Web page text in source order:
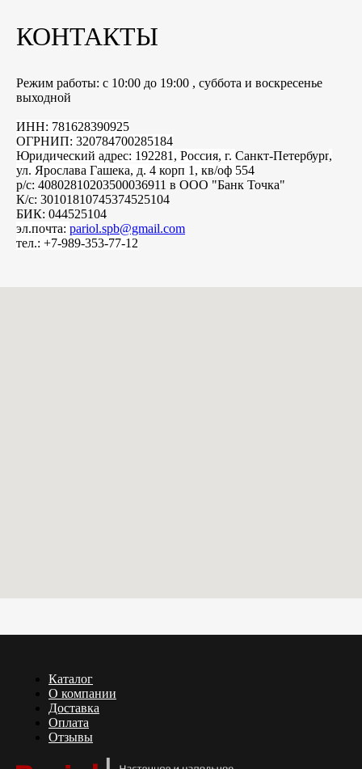
КОНТАКТЫ
Режим работы: с 10:00 до 19:00 , суббота и воскресенье
выходной
ИНН: 781628390925
ОГРНИП: 320784700285184
Юридический адрес: 192281, Россия, г. Санкт-Петербург,
ул. Ярослава Гашека, д. 4 корп 1, кв/оф 554
р/с: 40802810203500036911 в ООО "Банк Точка"
К/с: 30101810745374525104
БИК: 044525104
эл.почта: pariol.spb@gmail.com
тел.: +7-989-353-77-12
Каталог
О компании
Доставка
Оплата
Отзывы